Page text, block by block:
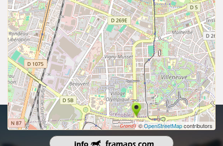
©OpenStreetMapcontributors
droits d'auteur 2026 | Tous les droits sont réservés.